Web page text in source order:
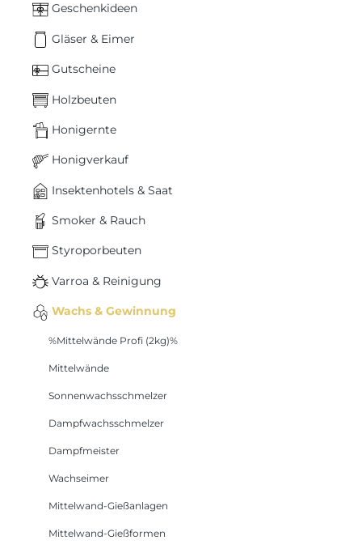
Geschenkideen
Gläser & Eimer
Gutscheine
Holzbeuten
Honigernte
Honigverkauf
Insektenhotels & Saat
Smoker & Rauch
Styroporbeuten
Varroa & Reinigung
Wachs & Gewinnung
%Mittelwände Profi (2kg)%
Mittelwände
Sonnenwachsschmelzer
Dampfwachsschmelzer
Dampfmeister
Wachseimer
Mittelwand-Gießanlagen
Mittelwand-Gießformen